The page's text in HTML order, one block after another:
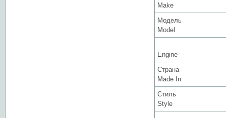
Make
Модель
Model
Engine
Страна
Made In
Стиль
Style